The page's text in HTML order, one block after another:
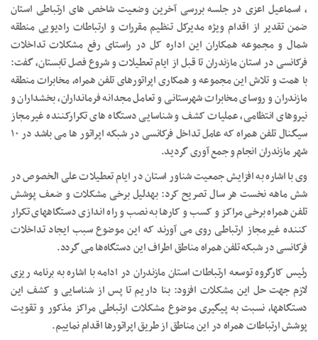
، اسماعیل اعزی در جلسه بررسی آخرین وضعیت شاخص های ارتباطی استان
ضمن تقدیر از اقدام ویژه مدیرکل تنظیم مقررات و ارتباطات رادیویی منطقه
شمال و مجموعه همکاران این اداره کل در راستای رفع مشکلات تداخلات
فرکانسی در استان مازندران تا قبل از ایام تعطیلات و شروع فصل تابستان، گفت:
با همت و تلاش این مجموعه و همکاری اپراتورهای تلفن همراه، مخابرات منطقه
مازندران و روسای مخابرات شهرستانی و تعامل مجدانه فرمانداران، بخشداران و
نیروهای انتظامی، عملیات کشف و شناسایی دستگاه های تکرارکننده غیرمجاز
سیگنال تلفن همراه که عامل تداخل فرکانسی در شبکه اپراتور ها می باشد در ۱۰
شهر مازندران انجام و جمع آوری گردید.
وی با اشاره به افزایش جمعیت شناور استان در ایام تعطیلات علی الخصوص در
شش ماهه نخست هر سال تصریح کرد: بهدلیل برخی مشکلات و ضعف پوشش
تلفن همراه برخی مراکز و کسب و کارها به نصب و راه اندازی دستگاههای تکرار
کننده غیرمجاز ارتباطی روی می آورند که این موضوع سبب ایجاد تداخلات
فرکانسی در شبکه تلفن همراه مناطق اطراف این دستگاه‌ها می گردد.
رئیس کارگروه توسعه ارتباطات استان مازندران در ادامه با اشاره به برنامه ریزی
لازم جهت حل این مشکلات افزود: بنا داریم تا پس از شناسایی و کشف این
دستگاهها، نسبت به پیگیری موضوع مشکلات ارتباطی مراکز مذکور و تقویت
پوشش ارتباطات همراه در این مناطق از طریق اپراتورها اقدام نماییم.